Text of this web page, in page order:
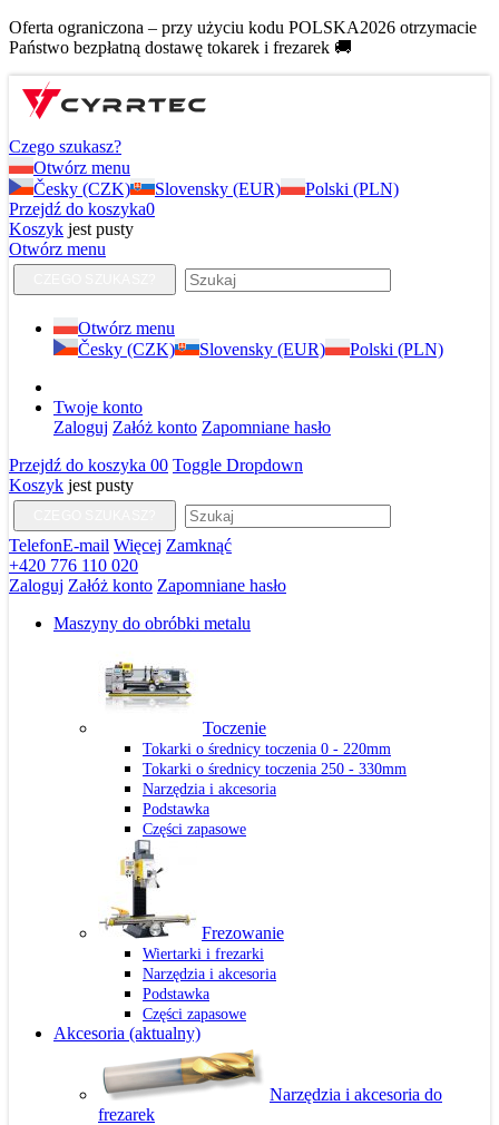
Oferta ograniczona – przy użyciu kodu POLSKA2026 otrzymacie
Państwo bezpłatną dostawę tokarek i frezarek 🚚
Czego szukasz?
Otwórz menu
Česky (CZK)
Slovensky (EUR)
Polski (PLN)
Przejdź do koszyka0
Koszyk jest pusty
Otwórz menu
Otwórz menu
Česky (CZK)
Slovensky (EUR) Polski (PLN)
Twoje konto
Zaloguj Załóż konto Zapomniane hasło
Przejdź do koszyka 00 Toggle Dropdown
Koszyk jest pusty
TelefonE-mail Więcej Zamknąć
+420 776 110 020
Zaloguj Załóż konto Zapomniane hasło
Maszyny do obróbki metalu
Toczenie
Tokarki o średnicy toczenia 0 - 220mm
Tokarki o średnicy toczenia 250 - 330mm
Narzędzia i akcesoria
Podstawka
Części zapasowe
Frezowanie
Wiertarki i frezarki
Narzędzia i akcesoria
Podstawka
Części zapasowe
Akcesoria (aktualny)
Narzędzia i akcesoria do
frezarek